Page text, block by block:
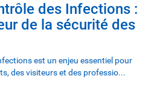
des Infections :
de la sécurité des
est un enjeu essentiel pour
des visiteurs et des professio...